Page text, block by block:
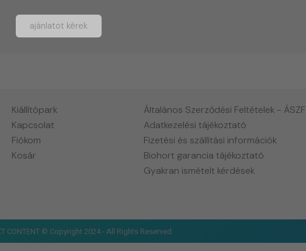
Kiállítópark
Kapcsolat
Fiókom
Kosár
Általános Szerződési Feltételek - ÁSZF
Adatkezelési tájékoztató
Fizetési és szállítási információk
Biohort garancia tájékoztató
Gyakran ismételt kérdések
CONTENT © Copyright 2024 - All Rights Reserved
ajánlatot kérek